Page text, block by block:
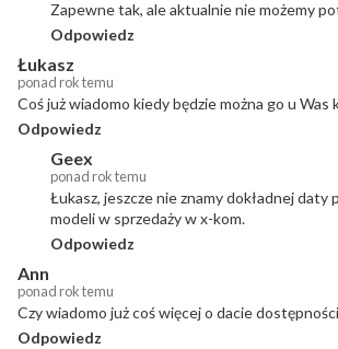
Zapewne tak, ale aktualnie nie możemy
Odpowiedz
Łukasz
ponad rok temu
Coś już wiadomo kiedy będzie można go u Was
Odpowiedz
Geex
ponad rok temu
Łukasz, jeszcze nie znamy dokładnej daty
modeli w sprzedaży w x-kom.
Odpowiedz
Ann
ponad rok temu
Czy wiadomo już coś więcej o dacie
Odpowiedz